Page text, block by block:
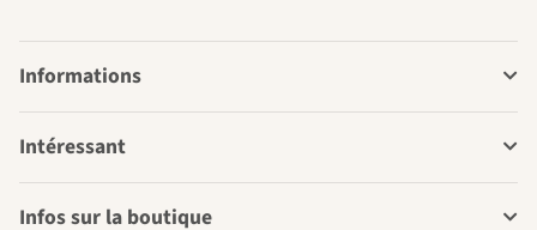
Informations
Intéressant
Infos sur la boutique